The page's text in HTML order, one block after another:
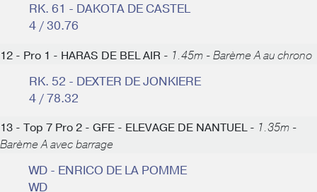
RK. 61 - DAKOTA DE CASTEL
4 / 30.76
12 - Pro 1 - HARAS DE BEL AIR - 1.45m - Barème A au chrono
RK. 52 - DEXTER DE JONKIERE
4 / 78.32
13 - Top 7 Pro 2 - GFE - ELEVAGE DE NANTUEL - 1.35m -
Barème A avec barrage
WD - ENRICO DE LA POMME
WD